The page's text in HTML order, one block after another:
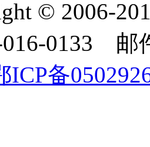
© 2006-
0133 邮
ICP备